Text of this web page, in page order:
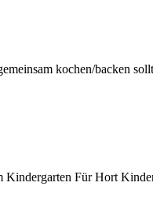
kochen/backen
Für Hort